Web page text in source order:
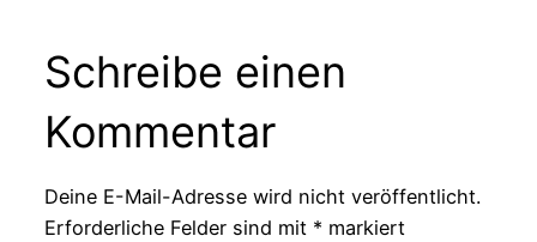
Schreibe einen
Kommentar
Deine E-Mail-Adresse wird nicht veröffentlicht.
Erforderliche Felder sind mit * markiert